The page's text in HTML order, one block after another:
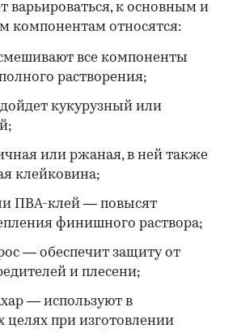
варьироваться, к основным и
компонентам относятся:
все компоненты
растворения;
кукурузный или
или ржаная, в ней также
клейковина;
ПВА-клей — повысят
финишного раствора;
— обеспечит защиту от
и плесени;
— используют в
целях при изготовлении